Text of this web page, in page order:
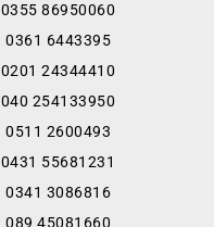
0355 86950060
0361 6443395
0201 24344410
040 254133950
0511 2600493
0431 55681231
0341 3086816
089 45081660